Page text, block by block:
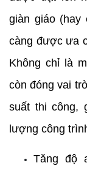
giàn giáo (hay
càng được ưa
Không chỉ là
còn đóng vai
suất thi công,
lượng công
Tăng độ